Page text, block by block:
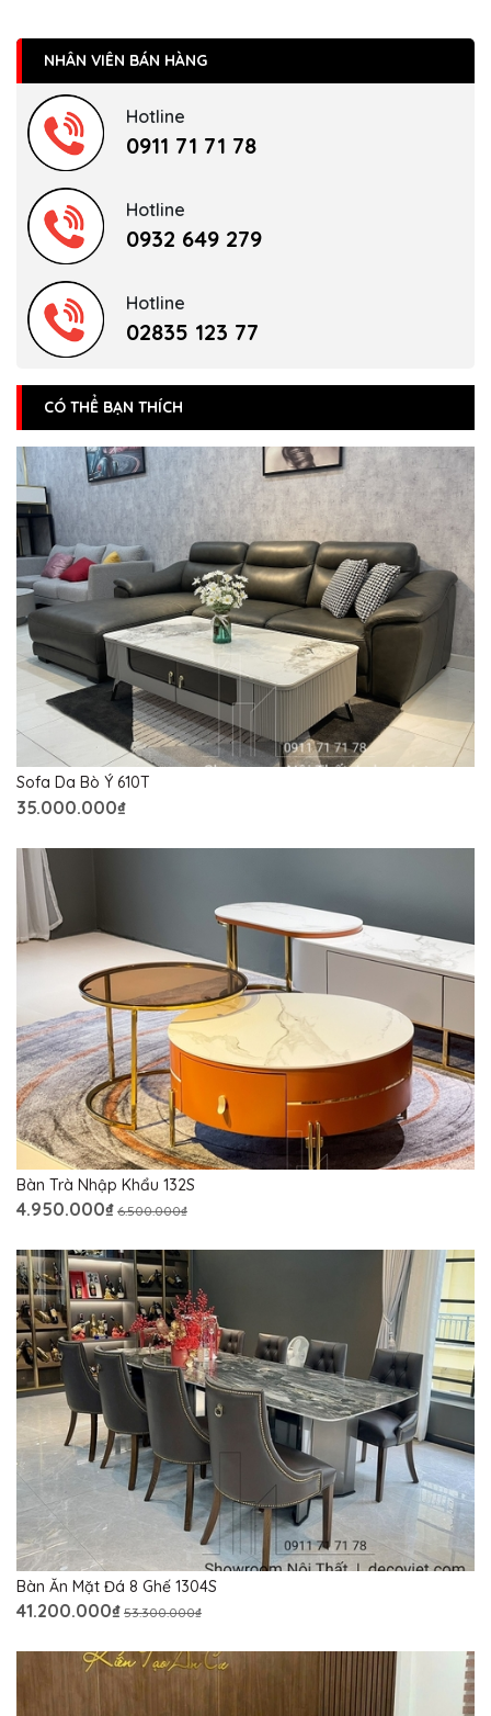
NHÂN VIÊN BÁN HÀNG
Hotline
0911 71 71 78
Hotline
0932 649 279
Hotline
02835 123 77
CÓ THỂ BẠN THÍCH
Sofa Da Bò Ý 610T
35.000.000₫
Bàn Trà Nhập Khẩu 132S
4.950.000₫ 6.500.000₫
Bàn Ăn Mặt Đá 8 Ghế 1304S
41.200.000₫ 53.300.000₫